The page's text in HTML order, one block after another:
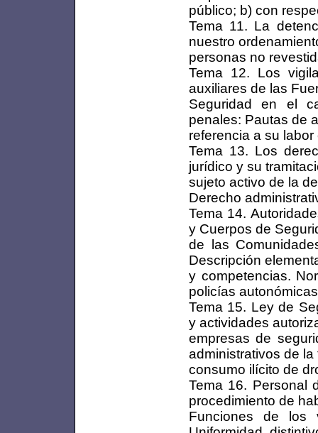
público; b) con
Tema 11. La
nuestro
personas no
Tema 12. Los
auxiliares de las
Seguridad en el
penales: Pautas de
referencia a su
Tema 13. Los
jurídico y su
sujeto activo de la
Derecho
Tema 14.
y Cuerpos de
de las
Descripción
y competencias.
policías
Tema 15. Ley de
y actividades
empresas de
administrativos de
consumo ilícito de
Tema 16. Personal
procedimiento de
Funciones de los